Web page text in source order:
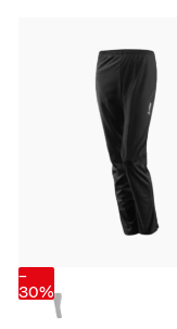
-
30%